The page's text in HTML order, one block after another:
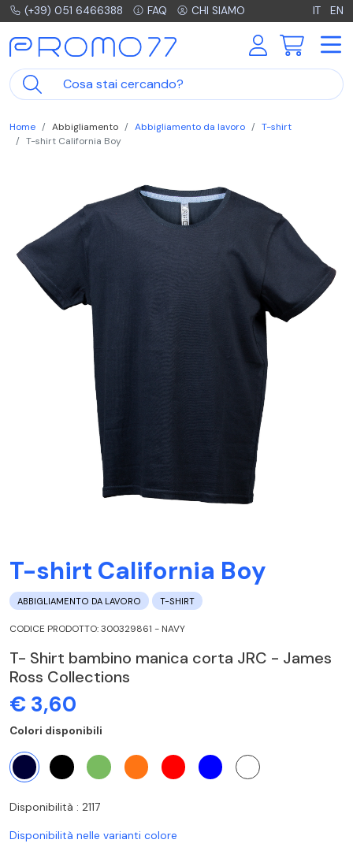
(+39) 051 6466388 FAQ CHI SIAMO IT EN
Home Abbigliamento Abbigliamento da lavoro
T-shirt
T-shirt California Boy
T-shirt California Boy
ABBIGLIAMENTO DA LAVORO T-SHIRT
CODICE PRODOTTO: 300329861 - NAVY
T- Shirt bambino manica corta JRC - James
Ross Collections
€ 3,60
Colori disponibili
Disponibilità : 2117
Disponibilità nelle varianti colore